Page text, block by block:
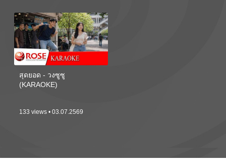
สุดยอด - วงซูซู
(KARAOKE)
133 views • 03.07.2569